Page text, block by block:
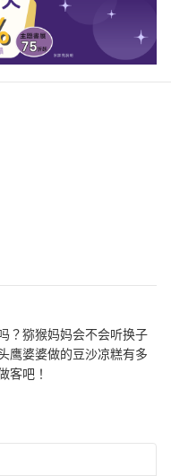
？猕猴妈妈会不会听换子
鹰婆婆做的豆沙凉糕有多
客吧！